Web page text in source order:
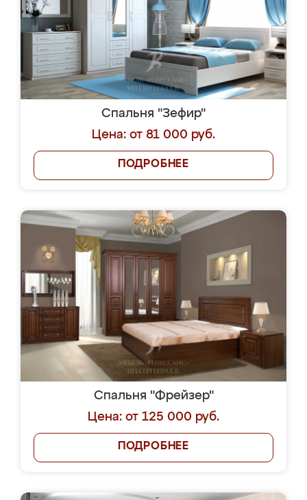
Спальня "Зефир"
Цена: от 81 000 руб.
ПОДРОБНЕЕ
Спальня "Фрейзер"
Цена: от 125 000 руб.
ПОДРОБНЕЕ